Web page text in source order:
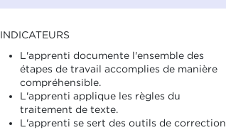
INDICATEURS
L'apprenti documente l'ensemble des
étapes de travail accomplies de manière
compréhensible.
L'apprenti applique les règles du
traitement de texte.
L'apprenti se sert des outils de correction